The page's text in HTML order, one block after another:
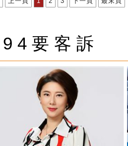
94要客訴